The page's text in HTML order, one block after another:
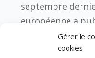
Gérer le
cookies
septembre
européenne a
directive sur le
marché unique